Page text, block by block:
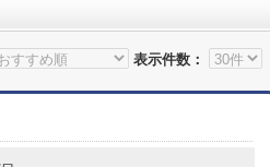
表示件数：